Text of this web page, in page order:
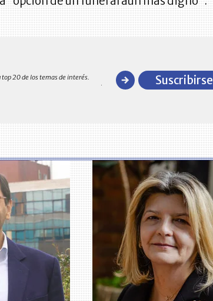
20 de los temas de interés.
Recopilación clasificada por sectores
y detallado de las 10.000 primeras
Suscribirse